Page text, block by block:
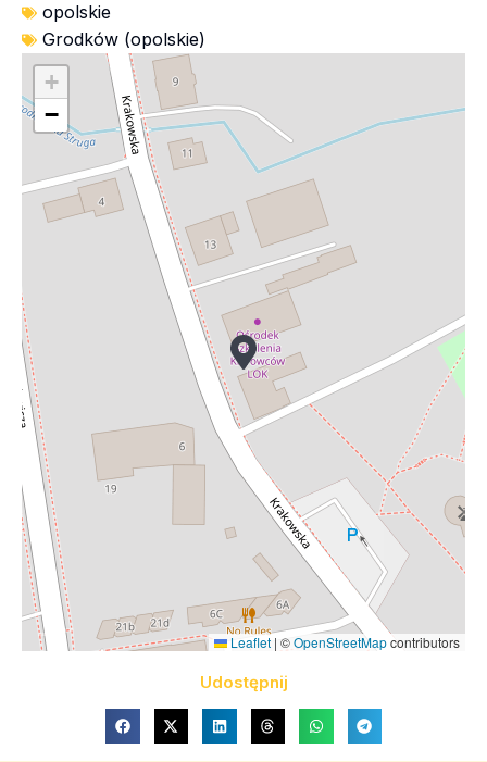
opolskie
Grodków (opolskie)
+
−
Leaflet | ©OpenStreetMapcontributors
Udostępnij